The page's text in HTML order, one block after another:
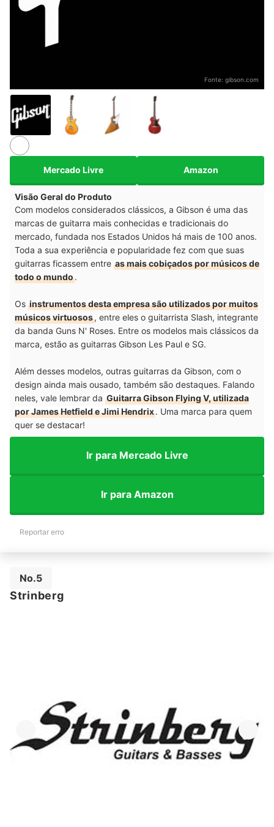
Fonte: gibson.com
Mercado Livre Amazon
Visão Geral do Produto
Com modelos considerados clássicos, a Gibson é uma das
marcas de guitarra mais conhecidas e tradicionais do
mercado, fundada nos Estados Unidos há mais de 100 anos.
Toda a sua experiência e popularidade fez com que suas
guitarras ficassem entre as mais cobiçados por músicos de
todo o mundo.
Os instrumentos desta empresa são utilizados por muitos
músicos virtuosos, entre eles o guitarrista Slash, integrante
da banda Guns N' Roses. Entre os modelos mais clássicos da
marca, estão as guitarras Gibson Les Paul e SG.
Além desses modelos, outras guitarras da Gibson, com o
design ainda mais ousado, também são destaques. Falando
neles, vale lembrar da Guitarra Gibson Flying V, utilizada
por James Hetfield e Jimi Hendrix. Uma marca para quem
quer se destacar!
Ir para Mercado Livre
Ir para Amazon
Reportar erro
No.5
Strinberg